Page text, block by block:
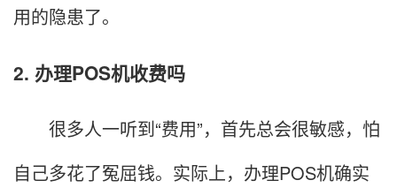
用的隐患了。
2. 办理POS机收费吗
很多人一听到“费用”，首先总会很敏感，怕
自己多花了冤屈钱。实际上，办理POS机确实